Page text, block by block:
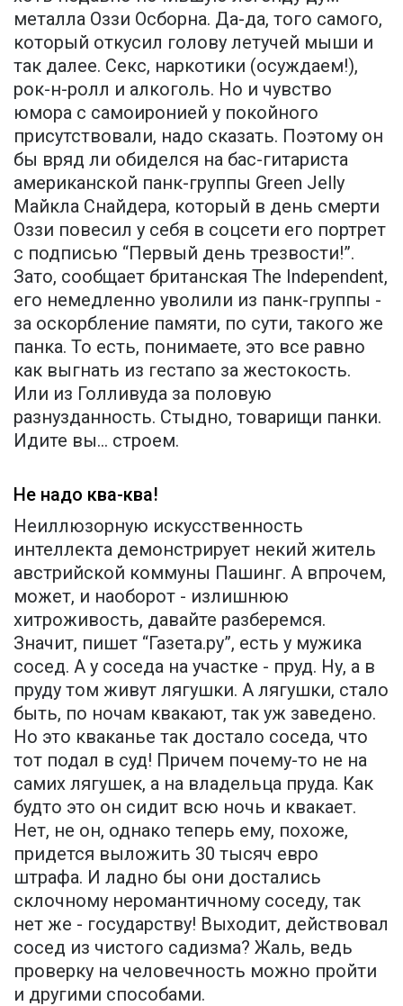
металла Оззи Осборна. Да-да, того самого,
который откусил голову летучей мыши и
так далее. Секс, наркотики (осуждаем!),
рок-н-ролл и алкоголь. Но и чувство
юмора с самоиронией у покойного
присутствовали, надо сказать. Поэтому он
бы вряд ли обиделся на бас-гитариста
американской панк-группы Green Jelly
Майкла Снайдера, который в день смерти
Оззи повесил у себя в соцсети его портрет
с подписью “Первый день трезвости!”.
Зато, сообщает британская The Independent,
его немедленно уволили из панк-группы -
за оскорбление памяти, по сути, такого же
панка. То есть, понимаете, это все равно
как выгнать из гестапо за жестокость.
Или из Голливуда за половую
разнузданность. Стыдно, товарищи панки.
Идите вы… строем.
Не надо ква-ква!
Неиллюзорную искусственность
интеллекта демонстрирует некий житель
австрийской коммуны Пашинг. А впрочем,
может, и наоборот - излишнюю
хитроживость, давайте разберемся.
Значит, пишет “Газета.ру”, есть у мужика
сосед. А у соседа на участке - пруд. Ну, а в
пруду том живут лягушки. А лягушки, стало
быть, по ночам квакают, так уж заведено.
Но это кваканье так достало соседа, что
тот подал в суд! Причем почему-то не на
самих лягушек, а на владельца пруда. Как
будто это он сидит всю ночь и квакает.
Нет, не он, однако теперь ему, похоже,
придется выложить 30 тысяч евро
штрафа. И ладно бы они достались
склочному неромантичному соседу, так
нет же - государству! Выходит, действовал
сосед из чистого садизма? Жаль, ведь
проверку на человечность можно пройти
и другими способами.